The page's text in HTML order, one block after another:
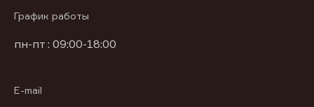
График работы
пн-пт : 09:00-18:00
E-mail